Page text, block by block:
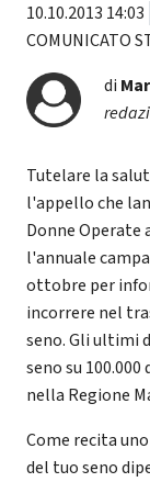
10.10.2013 14:03
COMUNICATO
di
Tutelare la
l'appello che
Donne Operate
l'annuale
ottobre per
incorrere nel
seno. Gli ultimi
seno su
nella Regione
Come recita
del tuo seno